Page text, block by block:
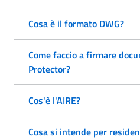
Cosa è il formato DWG?
Come faccio a firmare
Protector?
Cos'è l'AIRE?
Cosa si intende per